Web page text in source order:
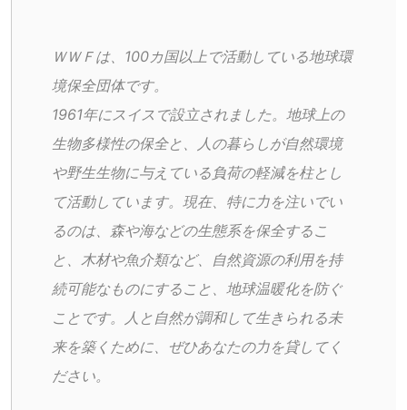
ＷＷＦは、100カ国以上で活動している地球環
境保全団体です。
1961年にスイスで設立されました。地球上の
生物多様性の保全と、人の暮らしが自然環境
や野生生物に与えている負荷の軽減を柱とし
て活動しています。現在、特に力を注いでい
るのは、森や海などの生態系を保全するこ
と、木材や魚介類など、自然資源の利用を持
続可能なものにすること、地球温暖化を防ぐ
ことです。人と自然が調和して生きられる未
来を築くために、ぜひあなたの力を貸してく
ださい。